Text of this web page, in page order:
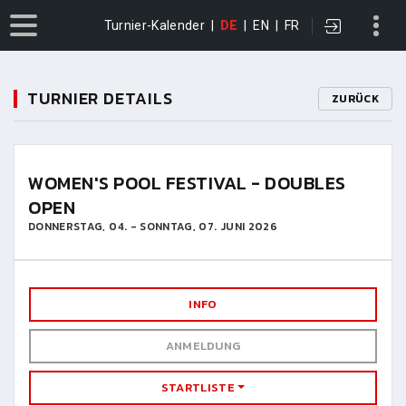
Turnier-Kalender DE EN FR
TURNIER DETAILS ZURÜCK
WOMEN'S POOL FESTIVAL - DOUBLES
OPEN
DONNERSTAG, 04. - SONNTAG, 07. JUNI 2026
INFO
ANMELDUNG
STARTLISTE